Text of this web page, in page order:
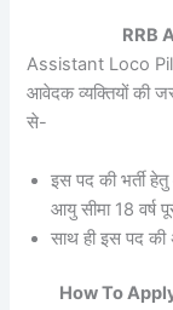
RRB
Assistant Loco
आवेदक व्यक्तियों की
से-
इस पद की भर्ती
आयु सीमा 18 वर्ष
साथ ही इस पद की
How To